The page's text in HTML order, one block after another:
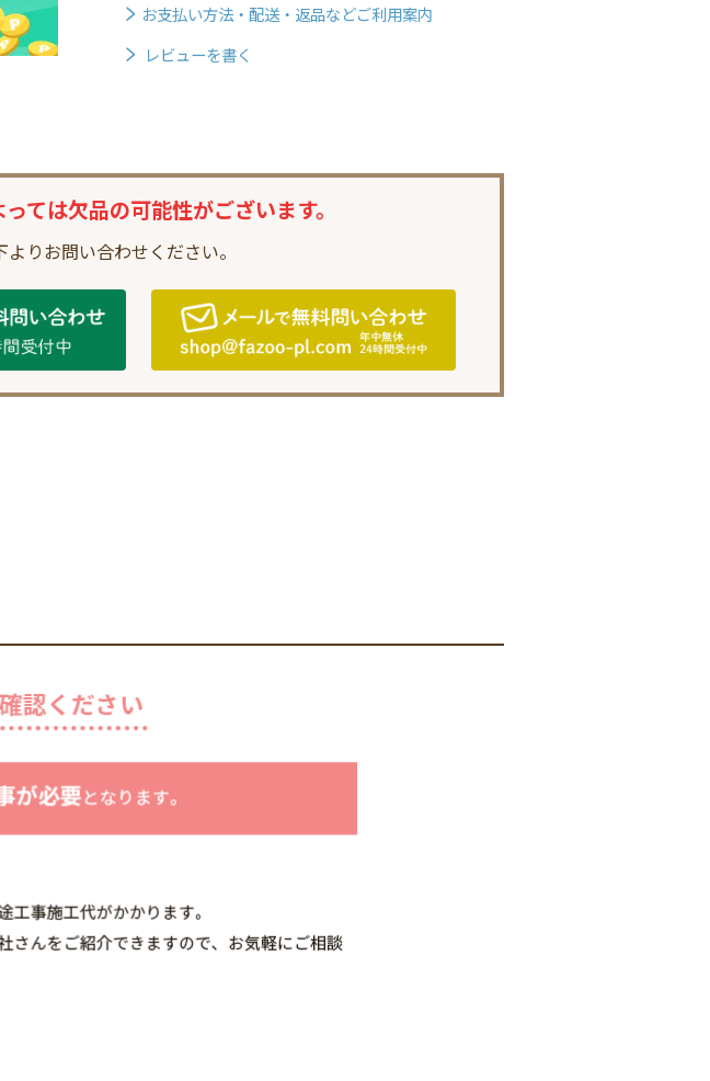
お支払い方法・配送・返品などご利用案内
レビューを書く
ては欠品の可能性がございます。
よりお問い合わせください。